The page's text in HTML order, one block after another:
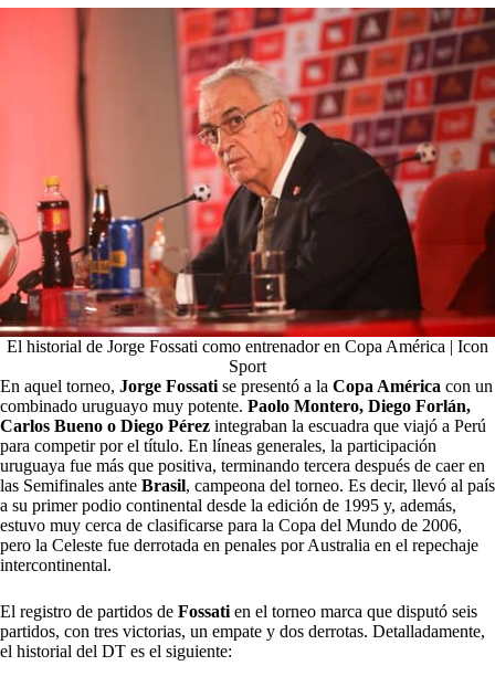
El historial de Jorge Fossati como entrenador en Copa América | Icon
Sport
En aquel torneo, Jorge Fossatise presentó a la Copa América con un
combinado uruguayo muy potente. Paolo Montero, Diego Forlán,
Carlos Bueno o Diego Pérez integraban la escuadra que viajó a Perú
para competir por el título. En líneas generales, la participación
uruguaya fue más que positiva, terminando tercera después de caer en
las Semifinales ante Brasil, campeona del torneo. Es decir, llevó al país
a su primer podio continental desde la edición de 1995 y, además,
estuvo muy cerca de clasificarse para la Copa del Mundo de 2006,
pero la Celeste fue derrotada en penales por Australia en el repechaje
intercontinental.
El registro de partidos de Fossatien el torneo marca que disputó seis
partidos, con tres victorias, un empate y dos derrotas. Detalladamente,
el historial del DT es el siguiente: